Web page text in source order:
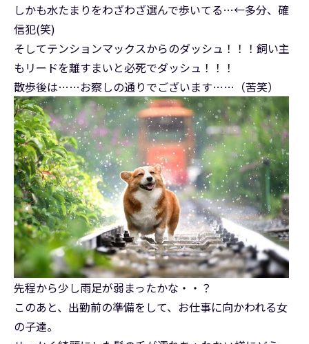
しかも水たまりをわざわざ選んで歩いてる…←多分、確
信犯(笑)
そしてテンションマックスからのダッシュ！！！飼い主
もリードを離すまいと必死でダッシュ！！！
散歩後は……お察しの通りでございます……（苦笑）
先程から少し雨足が弱まったかな・・？
このあと、出勤前の準備をして、お仕事に向かわれる女
の子達。